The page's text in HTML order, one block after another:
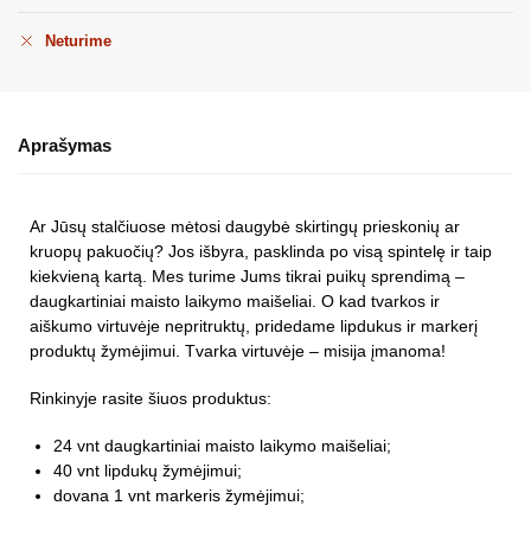
Neturime
Aprašymas
Ar Jūsų stalčiuose mėtosi daugybė skirtingų prieskonių ar
kruopų pakuočių? Jos išbyra, pasklinda po visą spintelę ir taip
kiekvieną kartą. Mes turime Jums tikrai puikų sprendimą –
daugkartiniai maisto laikymo maišeliai. O kad tvarkos ir
aiškumo virtuvėje nepritruktų, pridedame lipdukus ir markerį
produktų žymėjimui. Tvarka virtuvėje – misija įmanoma!
Rinkinyje rasite šiuos produktus:
24 vnt daugkartiniai maisto laikymo maišeliai;
40 vnt lipdukų žymėjimui;
dovana 1 vnt markeris žymėjimui;